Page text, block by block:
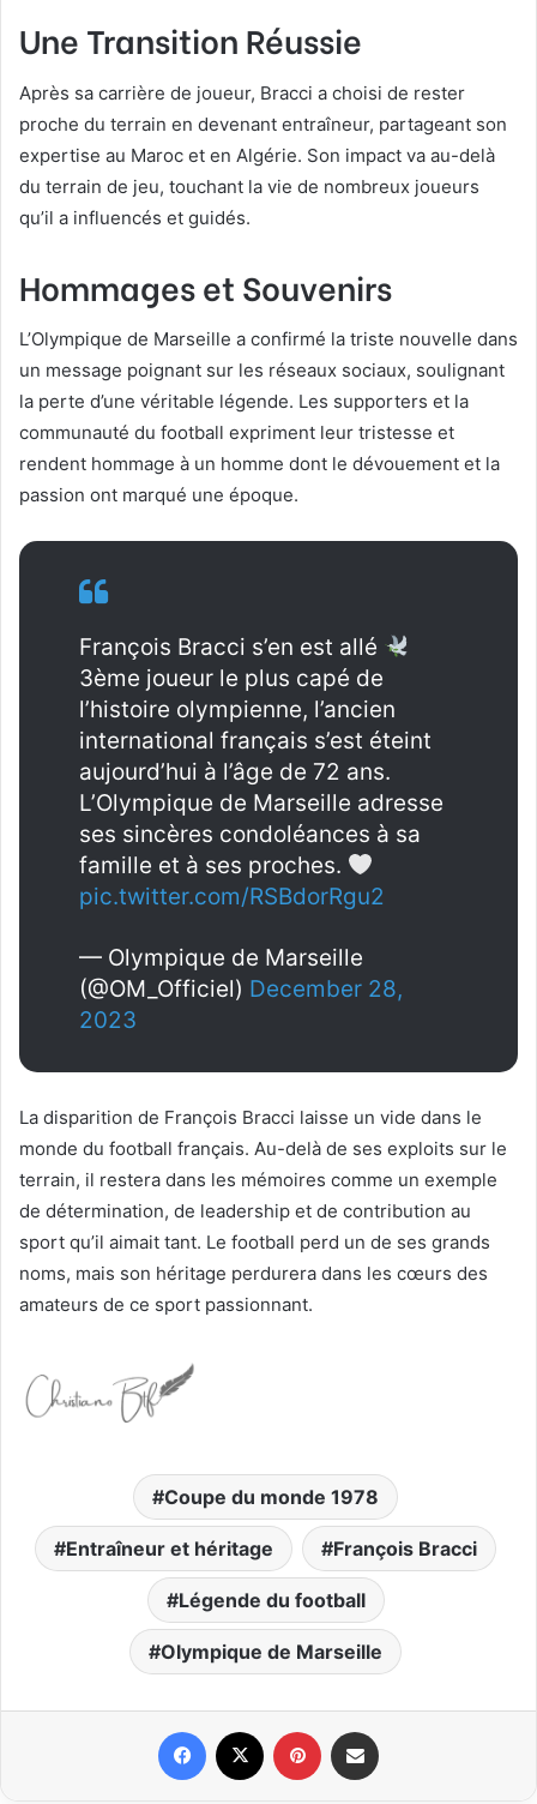
Une Transition Réussie
Après sa carrière de joueur, Bracci a choisi de rester
proche du terrain en devenant entraîneur, partageant son
expertise au Maroc et en Algérie. Son impact va au-delà
du terrain de jeu, touchant la vie de nombreux joueurs
qu’il a influencés et guidés.
Hommages et Souvenirs
L’Olympique de Marseille a confirmé la triste nouvelle dans
un message poignant sur les réseaux sociaux, soulignant
la perte d’une véritable légende. Les supporters et la
communauté du football expriment leur tristesse et
rendent hommage à un homme dont le dévouement et la
passion ont marqué une époque.
François Bracci s’en est allé
3ème joueur le plus capé de
l’histoire olympienne, l’ancien
international français s’est éteint
aujourd’hui à l’âge de 72 ans.
L’Olympique de Marseille adresse
ses sincères condoléances à sa
famille et à ses proches.
pic.twitter.com/RSBdorRgu2
— Olympique de Marseille
(@OM_Officiel) December 28,
2023
La disparition de François Bracci laisse un vide dans le
monde du football français. Au-delà de ses exploits sur le
terrain, il restera dans les mémoires comme un exemple
de détermination, de leadership et de contribution au
sport qu’il aimait tant. Le football perd un de ses grands
noms, mais son héritage perdurera dans les cœurs des
amateurs de ce sport passionnant.
Coupe du monde 1978
Entraîneur et héritage François Bracci
Légende du football
Olympique de Marseille